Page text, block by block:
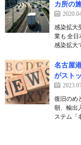
カ所の
感染拡大
業も 全
感染拡大
名古屋
がスト
復旧のめ
朝、輸出
ステム「